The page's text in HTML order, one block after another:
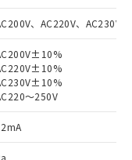
、AC220V、AC230V
～250V
10物質）の
な商品で
質）の非含